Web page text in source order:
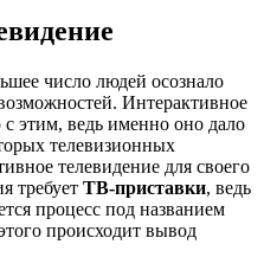
число людей осознало
Интерактивное
этим, ведь именно оно дало
телевизионных
телевидение для своего
требует ТВ-приставки, ведь
процесс под названием
происходит вывод